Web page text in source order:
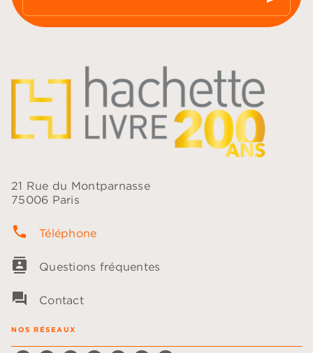
21 Rue du Montparnasse
75006 Paris
phone Téléphone
contacts Questions fréquentes
question_answer Contact
NOS RÉSEAUX